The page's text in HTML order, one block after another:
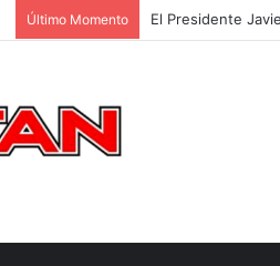
Último Momento